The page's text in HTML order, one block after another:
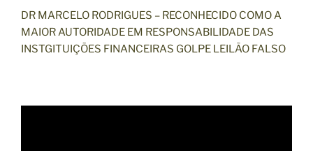
DR MARCELO RODRIGUES – RECONHECIDO COMO A
MAIOR AUTORIDADE EM RESPONSABILIDADE DAS
INSTGITUIÇÕES FINANCEIRAS GOLPE LEILÃO FALSO